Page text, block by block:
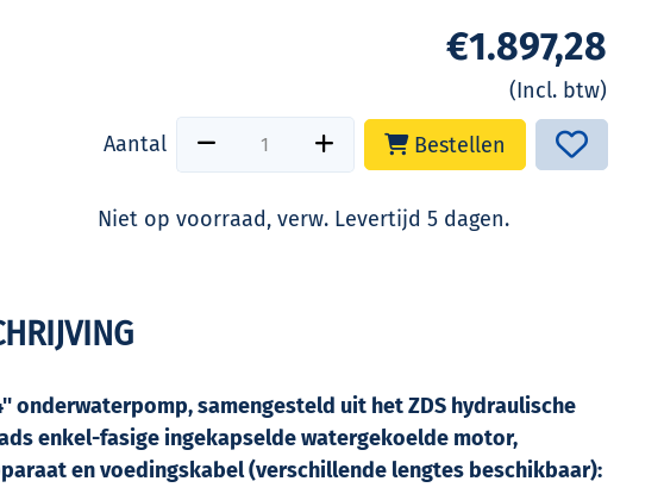
€1.897,28
(Incl. btw)
Aantal Bestellen
Niet op voorraad, verw. Levertijd 5 dagen.
onderwaterpomp, samengesteld uit het ZDS hydraulische
enkel-fasige ingekapselde watergekoelde motor,
en voedingskabel (verschillende lengtes beschikbaar):